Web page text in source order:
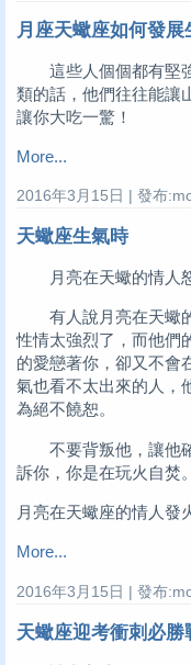
月座天蠍座如何發展
這些人個個都有堅強
類的話，他們往往能讓
讓你大吃一驚！
More...
2016年3月15日 | 發布
天蠍座生氣時
月亮在天蠍的情人怒
有人說月亮在天蠍的
性情太強烈了，而他們
的愛戀著你，卻又不會
氣也看不太出來的人，
為絕不饒恕。
不要背叛他，讓他確
訴你，你是在玩火自焚。
月亮在天蠍座的情人發
More...
2016年3月15日 | 發布
天蠍座迎考衝刺必勝